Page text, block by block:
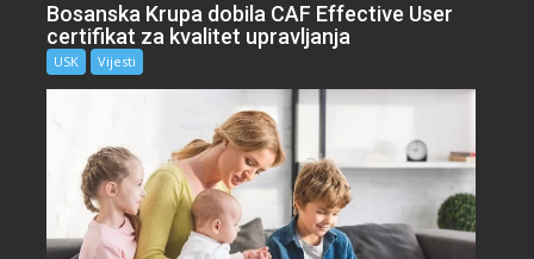
Bosanska Krupa dobila CAF Effective User
certifikat za kvalitet upravljanja
USK Vijesti